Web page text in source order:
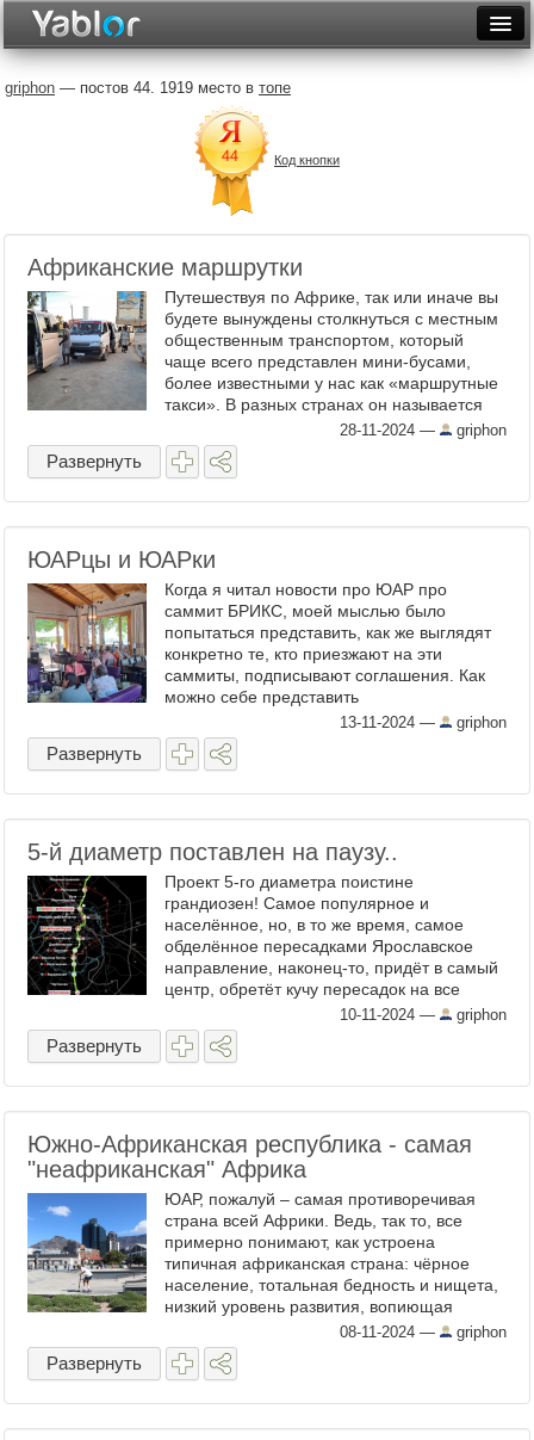
Неделя
Месяц
Рейтинги
Архив
Фототоп
Видеотоп
griphon — постов 44. 1919 место в топе
Код кнопки
Африканские маршрутки
Путешествуя по Африке, так или иначе вы
будете вынуждены столкнуться с местным
общественным транспортом, который
чаще всего представлен мини-бусами,
более известными у нас как «маршрутные
такси». В разных странах он называется
по-разному: просто «такси», «чапа»,
«матату» и т.д. ...
28-11-2024 — griphon
Развернуть
ЮАРцы и ЮАРки
Когда я читал новости про ЮАР про
саммит БРИКС, моей мыслью было
попытаться представить, как же выглядят
конкретно те, кто приезжают на эти
саммиты, подписывают соглашения. Как
можно себе представить
среднестатического южно-африканца? Что
это за народ, кто они? Явно это не ...
13-11-2024 — griphon
Развернуть
5-й диаметр поставлен на паузу..
Проект 5-го диаметра поистине
грандиозен! Самое популярное и
населённое, но, в то же время, самое
обделённое пересадками Ярославское
направление, наконец-то, придёт в самый
центр, обретёт кучу пересадок на все
возможные линии и соединит северо-
восточные районы и пригороды с ...
10-11-2024 — griphon
Развернуть
Южно-Африканская республика - самая
"неафриканская" Африка
ЮАР, пожалуй – самая противоречивая
страна всей Африки. Ведь, так то, все
примерно понимают, как устроена
типичная африканская страна: чёрное
население, тотальная бедность и нищета,
низкий уровень развития, вопиющая
необустроенность, отсутствие дорог,
инфраструктуры, элементарных ...
08-11-2024 — griphon
Развернуть